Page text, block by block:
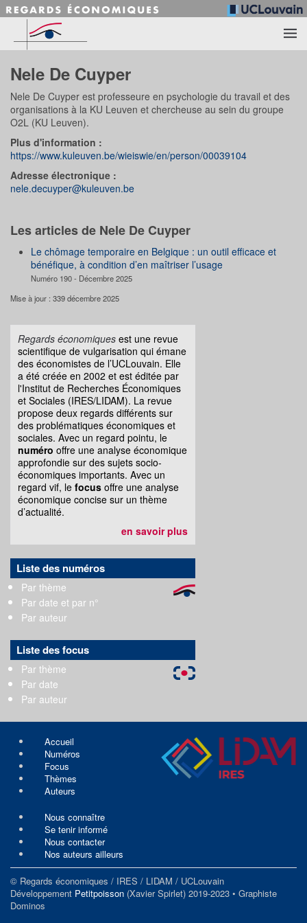
Accéder au contenu principal
Nele De Cuyper
Nele De Cuyper est professeure en psychologie du travail et des
organisations à la KU Leuven et chercheuse au sein du groupe
O2L (KU Leuven).
Plus d'information :
https://www.kuleuven.be/wieiswie/en/person/00039104
Adresse électronique :
nele.decuyper@kuleuven.be
Les articles de Nele De Cuyper
Le chômage temporaire en Belgique : un outil efficace et
bénéfique, à condition d’en maîtriser l’usage
Numéro 190 - Décembre 2025
Mise à jour : 339 décembre 2025
Regards économiques est une revue
scientifique de vulgarisation qui émane
des économistes de l’UCLouvain. Elle
a été créée en 2002 et est éditée par
l'Institut de Recherches Économiques
et Sociales (IRES/LIDAM). La revue
propose deux regards différents sur
des problématiques économiques et
sociales. Avec un regard pointu, le
numéro offre une analyse économique
approfondie sur des sujets socio-
économiques importants. Avec un
regard vif, le focus offre une analyse
économique concise sur un thème
d’actualité.
en savoir plus
Liste des numéros
Par thème
Par date et par n°
Par auteur
Liste des focus
Par thème
Par date
Par auteur
Accueil
Numéros
Focus
Thèmes
Auteurs
Nous connaître
Se tenir informé
Nous contacter
Nos auteurs ailleurs
© Regards économiques / IRES / LIDAM / UCLouvain
Développement Petitpoisson (Xavier Spirlet) 2019-2023 • Graphiste
Dominos